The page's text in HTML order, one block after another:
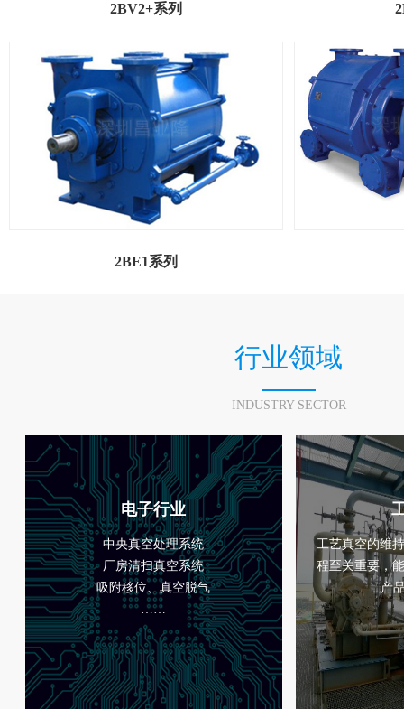
2BV2+系列
2BE1系列
行业领域
INDUSTRY SECTOR
电子行业
中央真空处理系统
厂房清扫真空系统
吸附移位、真空脱气
……
工艺真空的维
程至关重要，
产